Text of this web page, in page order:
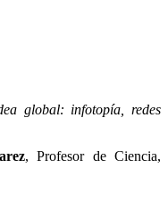
global: infotopía, redes
, Profesor de Ciencia,